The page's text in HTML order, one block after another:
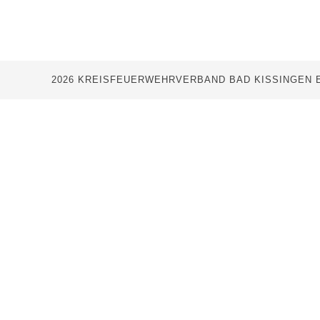
2026 KREISFEUERWEHRVERBAND BAD KISSINGEN